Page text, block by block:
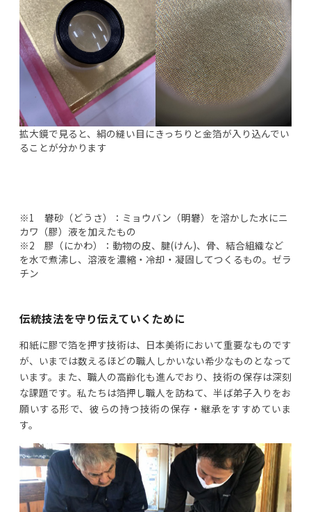
拡大鏡で見ると、絹の縫い目にきっちりと金箔が入り込んでい
ることが分かります
※1 礬砂（どうさ）：ミョウバン（明礬）を溶かした水にニ
カワ（膠）液を加えたもの
※2 膠（にかわ）：動物の皮、腱(けん)、骨、結合組織など
を水で煮沸し、溶液を濃縮・冷却・凝固してつくるもの。ゼラ
チン
伝統技法を守り伝えていくために
和紙に膠で箔を押す技術は、日本美術において重要なものです
が、いまでは数えるほどの職人しかいない希少なものとなって
います。また、職人の高齢化も進んでおり、技術の保存は深刻
な課題です。私たちは箔押し職人を訪ねて、半ば弟子入りをお
願いする形で、彼らの持つ技術の保存・継承をすすめていま
す。